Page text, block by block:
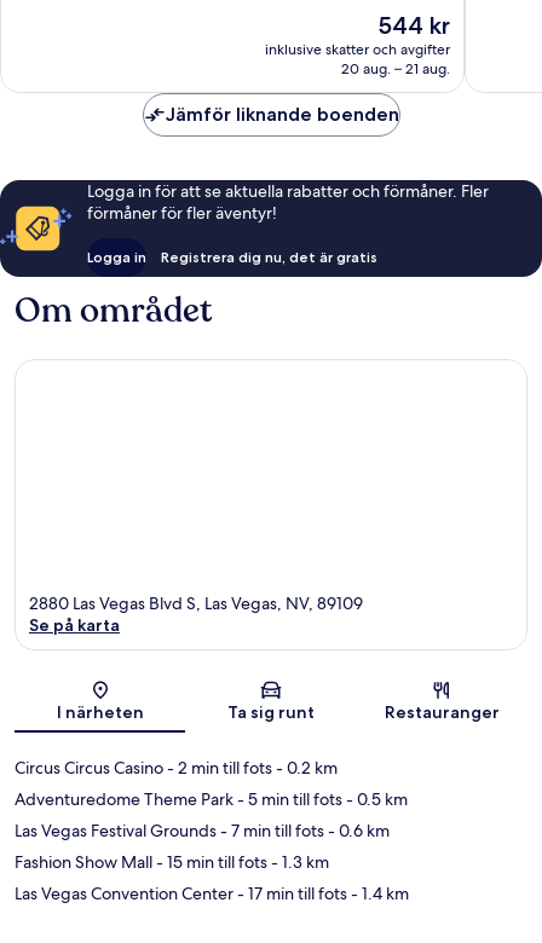
Priset
är
544 kr
544 kr
inklusive skatter och avgifter
20 aug. – 21 aug.
Jämför liknande boenden
Logga in för att se aktuella rabatter och förmåner. Fler
förmåner för fler äventyr!
Logga in Registrera dig nu, det är gratis
Om området
Karta
2880 Las Vegas Blvd S, Las Vegas, NV, 89109
Se på karta
I närheten Ta sig runt Restauranger
Circus Circus Casino- 2 min till fots- 0.2 km
Adventuredome Theme Park- 5 min till fots- 0.5 km
Las Vegas Festival Grounds- 7 min till fots- 0.6 km
Fashion Show Mall- 15 min till fots- 1.3 km
Las Vegas Convention Center- 17 min till fots- 1.4 km